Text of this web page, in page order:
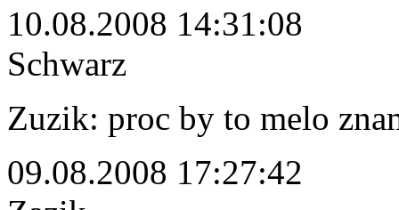
10.08.2008 14:31:08
Schwarz
Zuzik: proc by to melo
09.08.2008 17:27:42